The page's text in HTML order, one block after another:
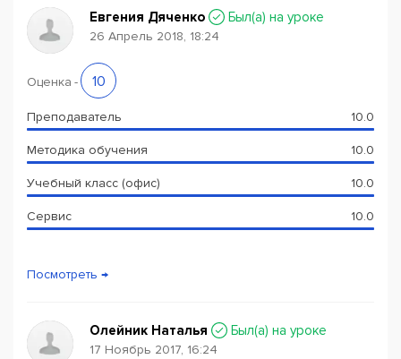
Евгения Дяченко Был(a) на уроке
26 Апрель 2018, 18:24
Оценка - 10
Преподаватель 10.0
Методика обучения 10.0
Учебный класс (офис) 10.0
Сервис 10.0
Посмотреть →
Олейник Наталья Был(a) на уроке
17 Ноябрь 2017, 16:24